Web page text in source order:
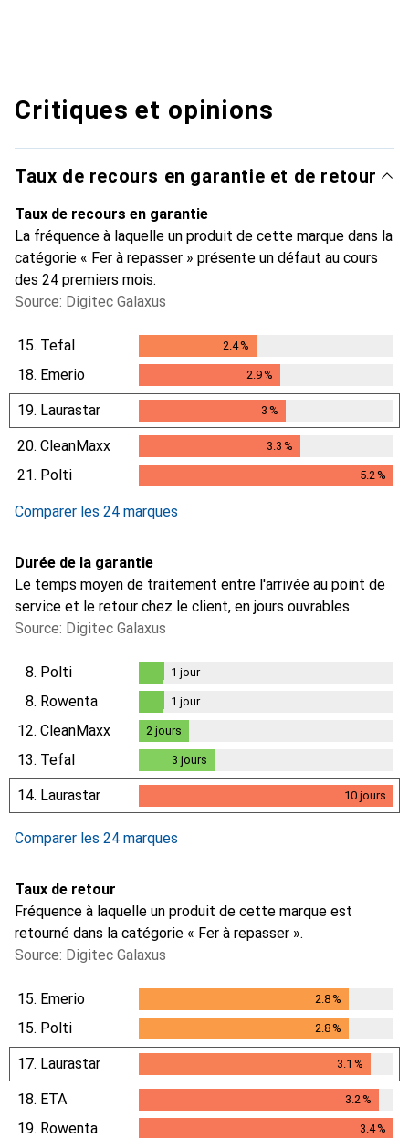
Critiques et opinions
Taux de recours en garantie et de retour
Taux de recours en garantie
La fréquence à laquelle un produit de cette marque dans la
catégorie « Fer à repasser » présente un défaut au cours
des 24 premiers mois.
Source: Digitec Galaxus
15. Tefal 2.4%
18. Emerio 2.9%
19. Laurastar 3 %
20. CleanMaxx 3.3 %
21. Polti 5.2 %
Comparer les 24 marques
Durée de la garantie
Le temps moyen de traitement entre l'arrivée au point de
service et le retour chez le client, en jours ouvrables.
Source: Digitec Galaxus
8. Polti
jour
1 jour
8. Rowenta
jour
1 jour
12. CleanMaxx 2 jours
13. Tefal 3 jours
14. Laurastar 10 jours
10jours
Comparer les 24 marques
Taux de retour
Fréquence à laquelle un produit de cette marque est
retourné dans la catégorie « Fer à repasser ».
Source: Digitec Galaxus
15. Emerio 2.8%
15. Polti 2.8%
17. Laurastar 3.1 %
3.1%
18. ETA 3.2 %
3.2%
19. Rowenta 3.4%